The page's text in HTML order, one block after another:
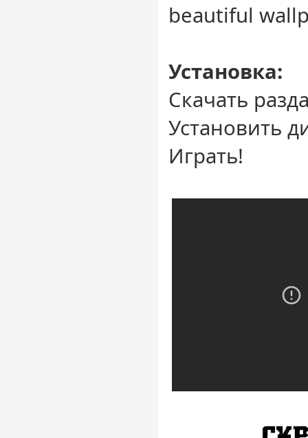
beautiful
Установка:
Скачать
Установить
Играть!